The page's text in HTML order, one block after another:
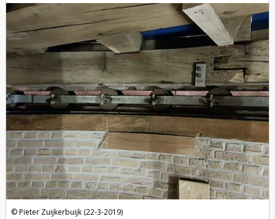
Pieter Zuijkerbuijk (22-3-2019)